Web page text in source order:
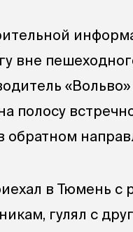
вне
полосу
обратном
в Тюмень с
гулял с